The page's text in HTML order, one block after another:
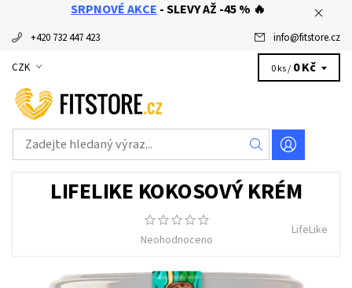
SRPNOVÉ AKCE - SLEVY AŽ -45 % 🔥
+420 732 447 423 info@fitstore.cz
CZK 0 ks / 0 Kč
LIFELIKE KOKOSOVÝ KRÉM
Neohodnoceno
LifeLike